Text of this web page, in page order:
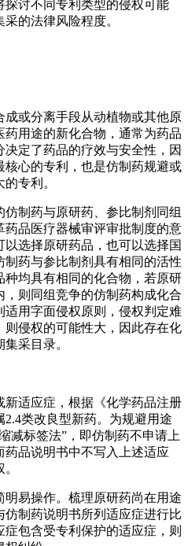
探讨不同专利类型的侵权可能
的法律风险程度。
或分离手段从动植物或其他原
用途的新化合物，通常为药品
定了药品的疗效与安全性，因
心的专利，也是仿制药规避或
专利。
制药与原研药、参比制剂同组
品医疗器械审评审批制度的意
以选择原研药品，也可以选择国
药与参比制剂具有相同的活性
种均具有相同的化合物，若原研
则同组竞争的仿制药构成化合
用字面侵权原则，侵权判定难
则侵权的可能性大，因此存在化
采目录。
新适应症，根据《化学药品注册
类改良型新药。为规避用途
减标签法”，即仿制药不申请上
品说明书中不写入上述适应
易操作。梳理原研药尚在用途
制药说明书所列适应症进行比
包含受专利保护的适应症，则